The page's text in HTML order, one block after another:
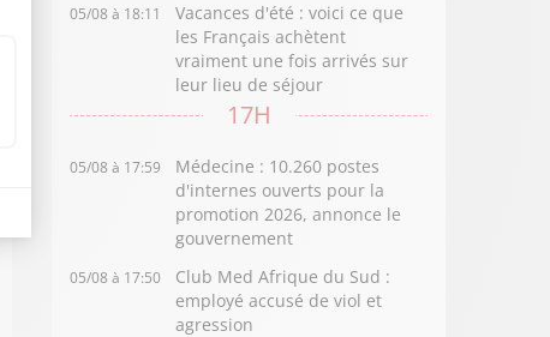
05/08 à 18:11
Vacances d'été : voici ce que
les Français achètent
vraiment une fois arrivés sur
leur lieu de séjour
17H
05/08 à 17:59
Médecine : 10.260 postes
d'internes ouverts pour la
promotion 2026, annonce le
gouvernement
05/08 à 17:50
Club Med Afrique du Sud :
employé accusé de viol et
agression